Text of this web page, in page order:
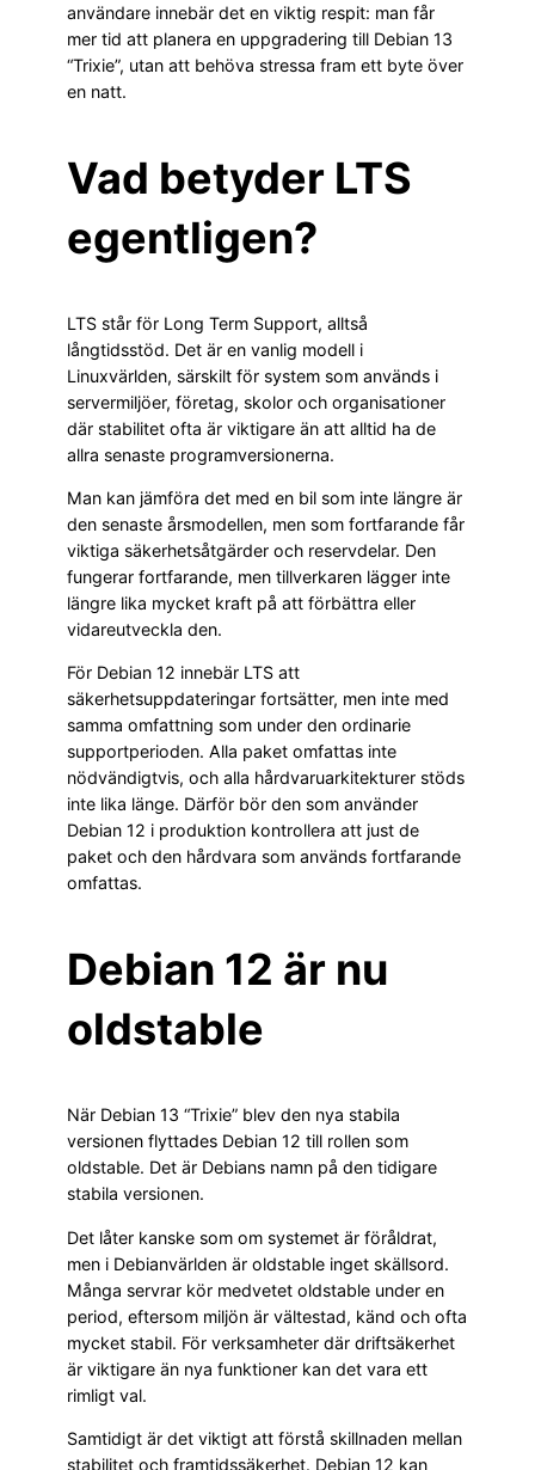
användare innebär det en viktig respit: man får
mer tid att planera en uppgradering till Debian 13
“Trixie”, utan att behöva stressa fram ett byte över
en natt.
Vad betyder LTS
egentligen?
LTS står för Long Term Support, alltså
långtidsstöd. Det är en vanlig modell i
Linuxvärlden, särskilt för system som används i
servermiljöer, företag, skolor och organisationer
där stabilitet ofta är viktigare än att alltid ha de
allra senaste programversionerna.
Man kan jämföra det med en bil som inte längre är
den senaste årsmodellen, men som fortfarande får
viktiga säkerhetsåtgärder och reservdelar. Den
fungerar fortfarande, men tillverkaren lägger inte
längre lika mycket kraft på att förbättra eller
vidareutveckla den.
För Debian 12 innebär LTS att
säkerhetsuppdateringar fortsätter, men inte med
samma omfattning som under den ordinarie
supportperioden. Alla paket omfattas inte
nödvändigtvis, och alla hårdvaruarkitekturer stöds
inte lika länge. Därför bör den som använder
Debian 12 i produktion kontrollera att just de
paket och den hårdvara som används fortfarande
omfattas.
Debian 12 är nu
oldstable
När Debian 13 “Trixie” blev den nya stabila
versionen flyttades Debian 12 till rollen som
oldstable. Det är Debians namn på den tidigare
stabila versionen.
Det låter kanske som om systemet är föråldrat,
men i Debianvärlden är oldstable inget skällsord.
Många servrar kör medvetet oldstable under en
period, eftersom miljön är vältestad, känd och ofta
mycket stabil. För verksamheter där driftsäkerhet
är viktigare än nya funktioner kan det vara ett
rimligt val.
Samtidigt är det viktigt att förstå skillnaden mellan
stabilitet och framtidssäkerhet. Debian 12 kan